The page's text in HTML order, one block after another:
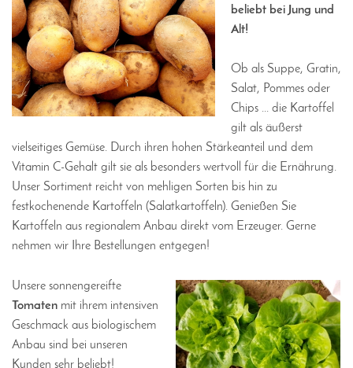
beliebt bei Jung und
Alt!
Ob als Suppe, Gratin,
Salat, Pommes oder
Chips ... die Kartoffel
gilt als äußerst
vielseitiges Gemüse. Durch ihren hohen Stärkeanteil und dem
Vitamin C-Gehalt gilt sie als besonders wertvoll für die Ernährung.
Unser Sortiment reicht von mehligen Sorten bis hin zu
festkochenende Kartoffeln (Salatkartoffeln). Genießen Sie
Kartoffeln aus regionalem Anbau direkt vom Erzeuger. Gerne
nehmen wir Ihre Bestellungen entgegen!
Unsere sonnengereifte
Tomaten mit ihrem intensiven
Geschmack aus biologischem
Anbau sind bei unseren
Kunden sehr beliebt!